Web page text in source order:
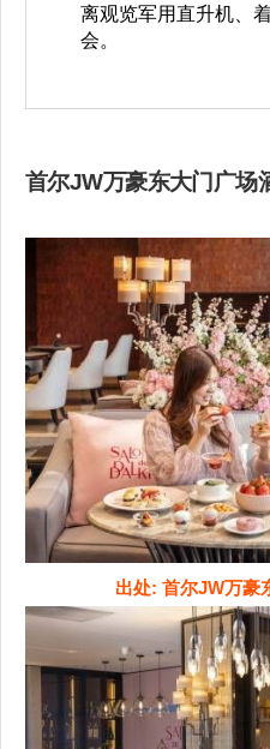
离观览军用直升机、
会。
首尔JW万豪东大门广场
出处: 首尔JW万豪